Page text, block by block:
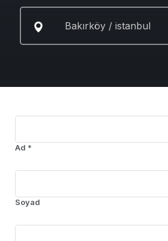
Bakırköy / istanbul
Ad *
Soyad